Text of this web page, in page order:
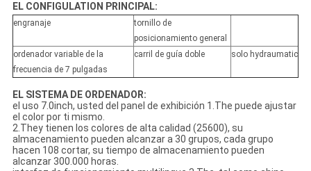
EL CONFIGULATION PRINCIPAL:
engranaje
tornillo de
posicionamiento general
ordenador variable de la
frecuencia de 7 pulgadas
carril de guía doble solo hydraumatic
EL SISTEMA DE ORDENADOR:
el uso 7.0inch, usted del panel de exhibición 1.The puede ajustar
el color por ti mismo.
2.They tienen los colores de alta calidad (25600), su
almacenamiento pueden alcanzar a 30 grupos, cada grupo
hacen 108 cortar, su tiempo de almacenamiento pueden
alcanzar 300.000 horas.